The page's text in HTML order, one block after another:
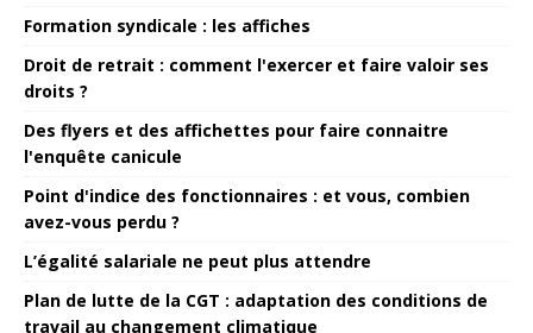
Formation syndicale : les affiches
Droit de retrait : comment l'exercer et faire valoir ses
droits ?
Des flyers et des affichettes pour faire connaitre
l'enquête canicule
Point d'indice des fonctionnaires : et vous, combien
avez-vous perdu ?
L’égalité salariale ne peut plus attendre
Plan de lutte de la CGT : adaptation des conditions de
travail au changement climatique